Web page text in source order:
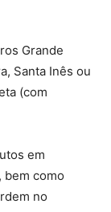
Grande
Santa Inês ou
(com
em
como
no